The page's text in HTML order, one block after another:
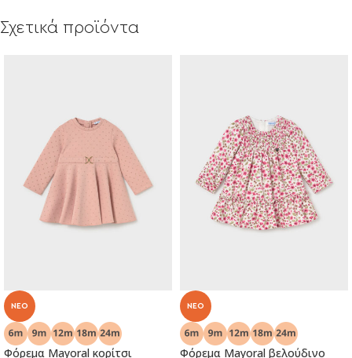
Σχετικά προϊόντα
NEO
Φόρεμα Mayoral κορίτσι
NEO
Φόρεμα Mayoral βελούδινο